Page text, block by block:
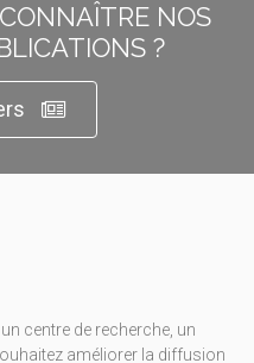
NOS
?
centre de recherche, un
améliorer la diffusion